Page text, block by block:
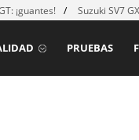
¡guantes! Suzuki SV7 GX
PRUEBAS